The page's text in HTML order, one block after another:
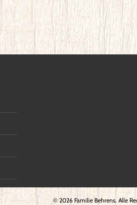
© 2026 Familie Behrens. Alle